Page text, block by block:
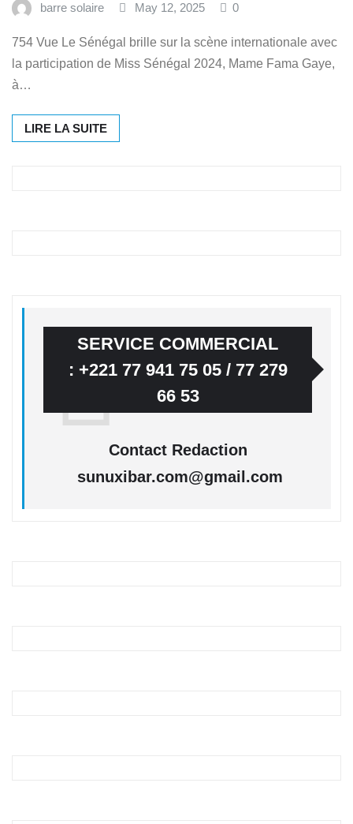
barre solaire May 12, 2025 0
754 Vue Le Sénégal brille sur la scène internationale avec
la participation de Miss Sénégal 2024, Mame Fama Gaye,
à…
LIRE LA SUITE
SERVICE COMMERCIAL
: +221 77 941 75 05 / 77 279
66 53
Contact Redaction
sunuxibar.com@gmail.com